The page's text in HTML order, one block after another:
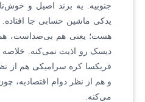
جنوبیه. یه برند اصیل و
یدکی ماشین حسابی جا
هست؛ یعنی هم بی‌صداست، هم
دیسک‌ رو اذیت نمی‌کنه. خلاصه
فریکسا کره سرامیکی هم از
و هم از نظر دوام اقتصادیه، چون
می‌کنه.